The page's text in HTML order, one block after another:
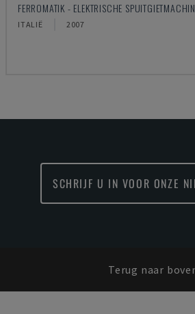
FERROMATIK - ELEKTRISCHE
ITALIË 2007
SCHRIJF U IN VOOR ONZE
Terug naar